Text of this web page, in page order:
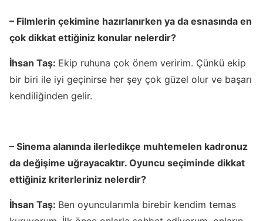
– Filmlerin çekimine hazırlanırken ya da esnasında en
çok dikkat ettiğiniz konular nelerdir?
İhsan Taş: Ekip ruhuna çok önem veririm. Çünkü ekip
bir biri ile iyi geçinirse her şey çok güzel olur ve başarı
kendiliğinden gelir.
– Sinema alanında ilerledikçe muhtemelen kadronuz
da değişime uğrayacaktır. Oyuncu seçiminde dikkat
ettiğiniz kriterleriniz nelerdir?
İhsan Taş: Ben oyuncularımla birebir kendim temas